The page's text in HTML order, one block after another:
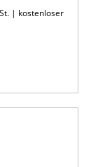
| kostenloser